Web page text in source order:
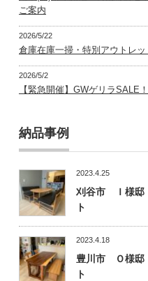
ご案内
2026/5/22
倉庫在庫一掃・特別アウトレ
2026/5/2
【緊急開催】GWゲリラSALE！
納品事例
2023.4.25
刈谷市 Ｉ様邸
ト
2023.4.18
豊川市 Ｏ様邸
ト